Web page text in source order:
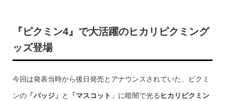
『ピクミン4』で大活躍のヒカリピクミング
ッズ登場
今回は発表当時から後日発売とアナウンスされていた、ピクミ
ンの「バッジ」 と 「マスコット 」に暗闇で光る ヒカリピクミン